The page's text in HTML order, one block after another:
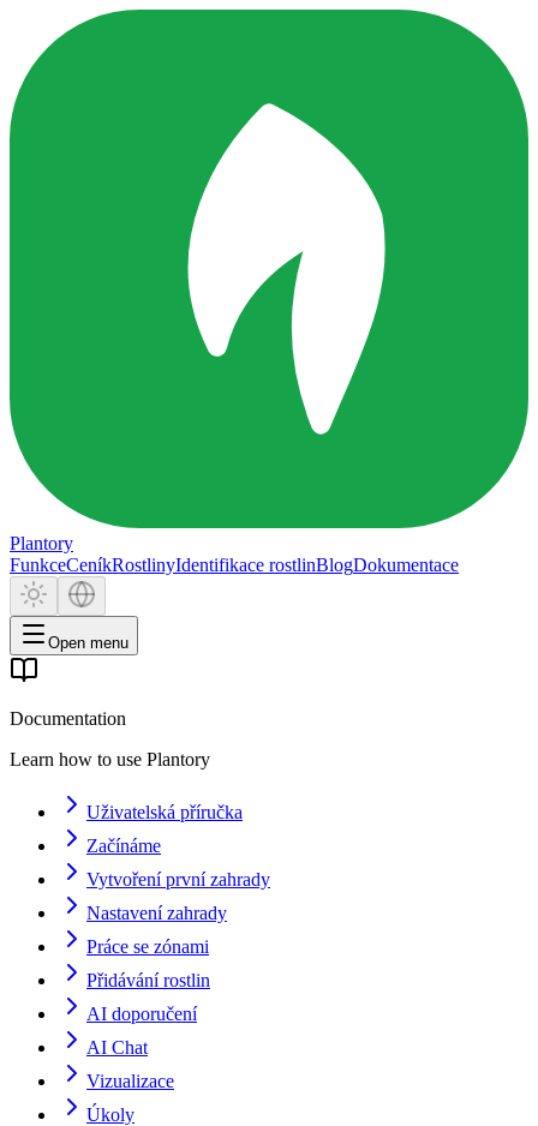
Plantory
FunkceCeníkRostlinyIdentifikace rostlinBlogDokumentace
Open menu
Documentation
Learn how to use Plantory
Uživatelská příručka
Začínáme
Vytvoření první zahrady
Nastavení zahrady
Práce se zónami
Přidávání rostlin
AI doporučení
AI Chat
Vizualizace
Úkoly